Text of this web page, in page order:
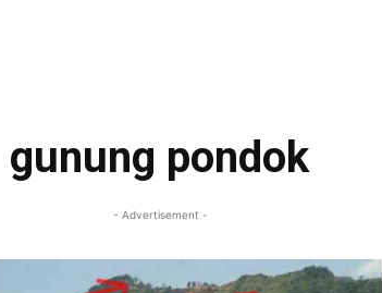
gunung pondok
- Advertisement -